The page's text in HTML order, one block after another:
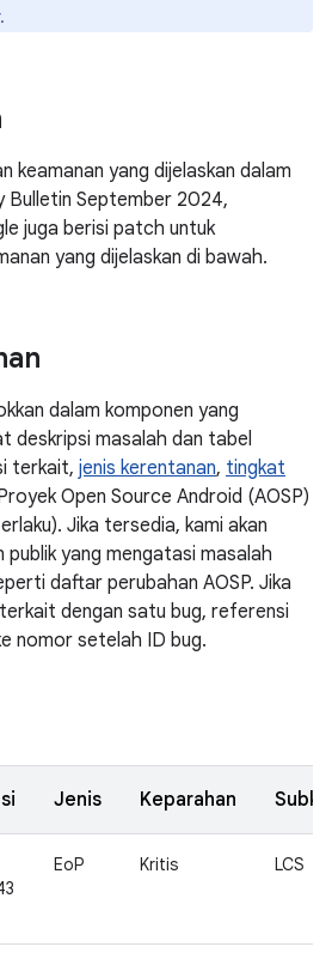
.
keamanan yang dijelaskan dalam
Bulletin September 2024,
juga berisi patch untuk
yang dijelaskan di bawah.
dalam komponen yang
deskripsi masalah dan tabel
terkait, jenis kerentanan, tingkat
Open Source Android (AOSP)
Jika tersedia, kami akan
publik yang mengatasi masalah
daftar perubahan AOSP. Jika
dengan satu bug, referensi
nomor setelah ID bug.
Jenis Keparahan
EoP Kritis LCS